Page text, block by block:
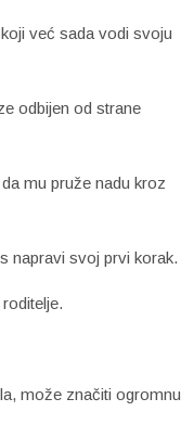
već sada vodi svoju
odbijen od strane
mu pruže nadu kroz
napravi svoj prvi korak.
može značiti ogromnu